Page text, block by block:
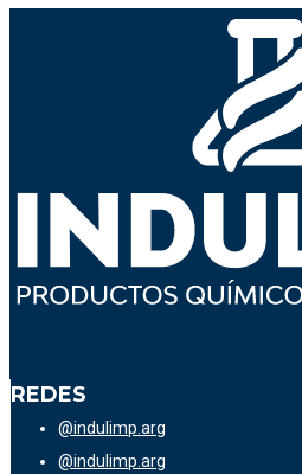
REDES
@indulimp.arg
@indulimp.arg